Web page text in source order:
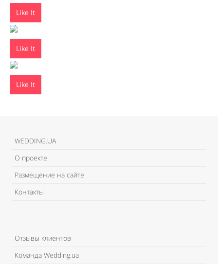
Like It
Like It
Like It
WEDDING.UA
О проекте
Размещение на сайте
Контакты
Отзывы клиентов
Команда Wedding.ua